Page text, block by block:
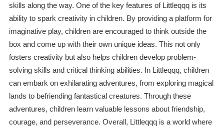
skills along the way. One of the key features of Littleqqq is its
ability to spark creativity in children. By providing a platform for
imaginative play, children are encouraged to think outside the
box and come up with their own unique ideas. This not only
fosters creativity but also helps children develop problem-
solving skills and critical thinking abilities. In Littleqqq, children
can embark on exhilarating adventures, from exploring magical
lands to befriending fantastical creatures. Through these
adventures, children learn valuable lessons about friendship,
courage, and perseverance. Overall, Littleqqq is a world where